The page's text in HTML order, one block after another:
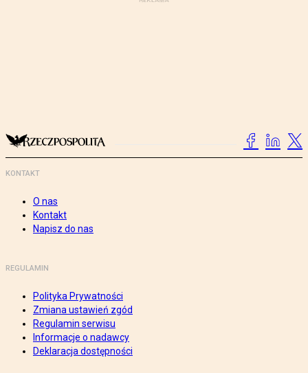
KONTAKT
O nas
Kontakt
Napisz do nas
REGULAMIN
Polityka Prywatności
Zmiana ustawień zgód
Regulamin serwisu
Informacje o nadawcy
Deklaracja dostępności